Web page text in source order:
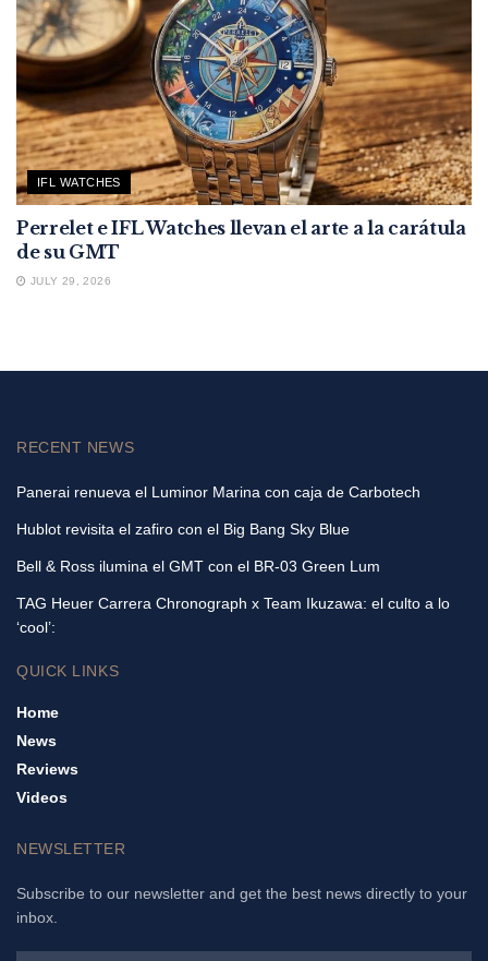
IFL WATCHES
Perrelet e IFL Watches llevan el arte a la carátula
de su GMT
JULY 29, 2026
RECENT NEWS
Panerai renueva el Luminor Marina con caja de Carbotech
Hublot revisita el zafiro con el Big Bang Sky Blue
Bell & Ross ilumina el GMT con el BR-03 Green Lum
TAG Heuer Carrera Chronograph x Team Ikuzawa: el culto a lo
‘cool’:
QUICK LINKS
Home
News
Reviews
Videos
NEWSLETTER
Subscribe to our newsletter and get the best news directly to your
inbox.